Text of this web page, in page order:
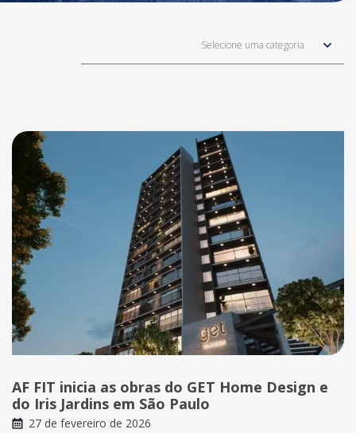
Selecione uma categoria
AF FIT inicia as obras do GET Home Design e
do Iris Jardins em São Paulo
27 de fevereiro de 2026